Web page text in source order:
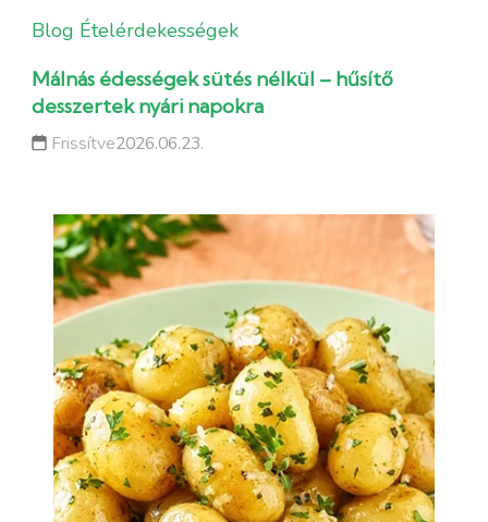
Blog Ételérdekességek
Málnás édességek sütés nélkül – hűsítő
desszertek nyári napokra
Frissítve2026.06.23.